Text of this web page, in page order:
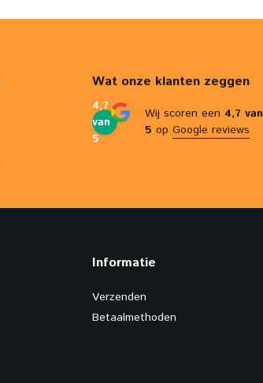
Wat onze klanten zeggen
4,7
van
5
Wij scoren een 4,7 van
5 op Google reviews
Informatie
Verzenden
Betaalmethoden